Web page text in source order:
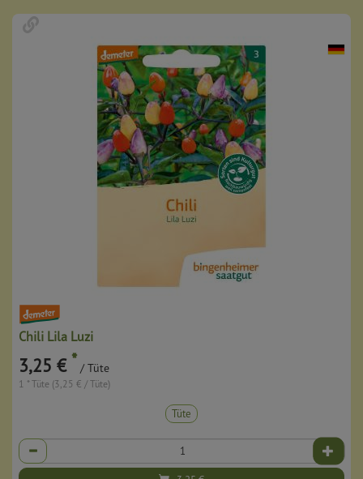
Chili Lila Luzi
3,25 € * / Tüte
1 * Tüte (3,25 € / Tüte)
Tüte
Anzahl